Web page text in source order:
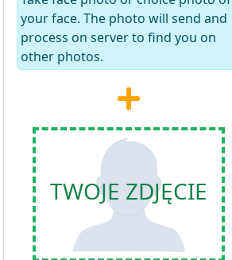
your face. The photo will send and
process on server to find you on
other photos.
TWOJE ZDJĘCIE